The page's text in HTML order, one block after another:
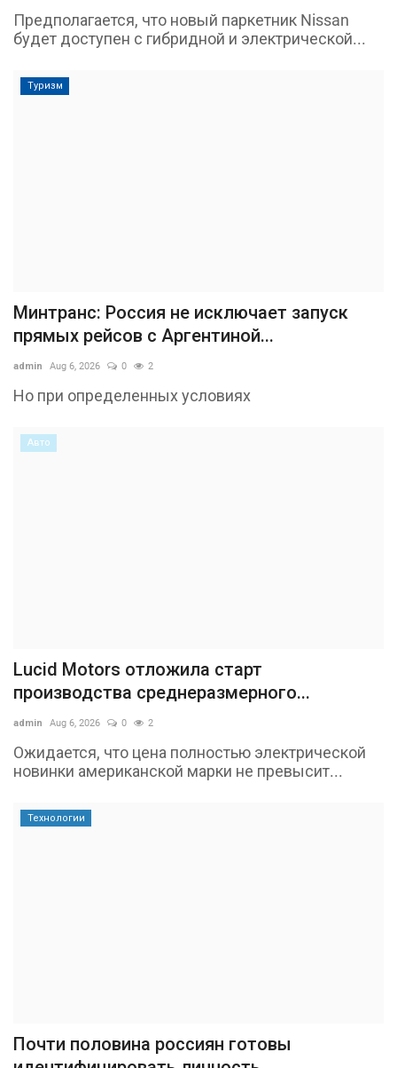
Предполагается, что новый паркетник Nissan
будет доступен с гибридной и электрической...
Туризм
Минтранс: Россия не исключает запуск
прямых рейсов с Аргентиной...
admin Aug 6, 2026 0 2
Но при определенных условиях
Авто
Lucid Motors отложила старт
производства среднеразмерного...
admin Aug 6, 2026 0 2
Ожидается, что цена полностью электрической
новинки американской марки не превысит...
Технологии
Почти половина россиян готовы